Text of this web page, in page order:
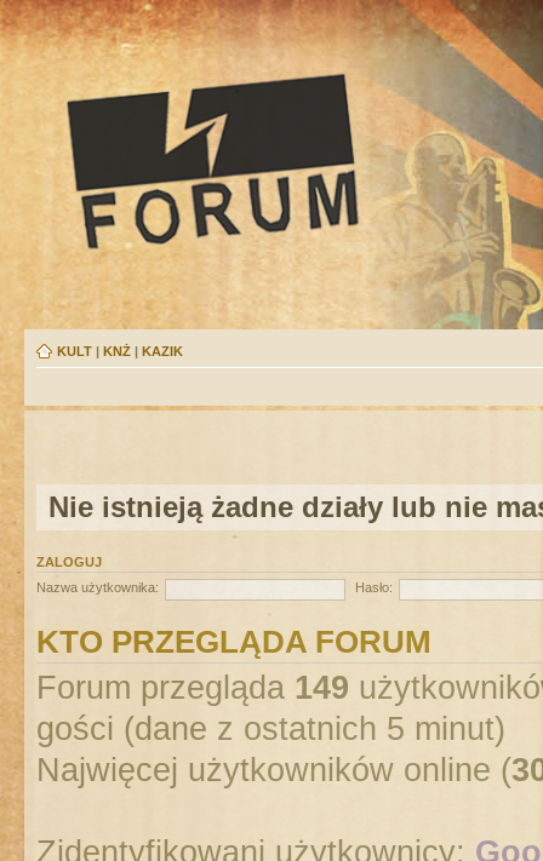
KULT | KNŻ | KAZIK
Nie istnieją żadne działy lub nie
ZALOGUJ
Nazwa użytkownika:
Hasło:
KTO PRZEGLĄDA FORUM
Forum przegląda 149
gości (dane z ostatnich 5 minut)
Najwięcej użytkowników online (
Zidentyfikowani użytkownicy: